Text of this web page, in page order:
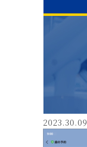
2023.30.09